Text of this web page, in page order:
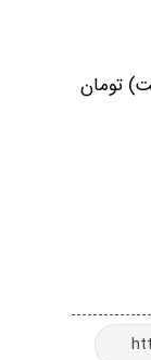
نود و هشت) تومان